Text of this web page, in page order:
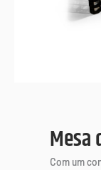
Mesa
Com um